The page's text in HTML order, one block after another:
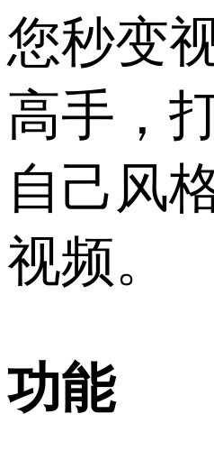
您秒变
高手，
自己风
视频。
功能